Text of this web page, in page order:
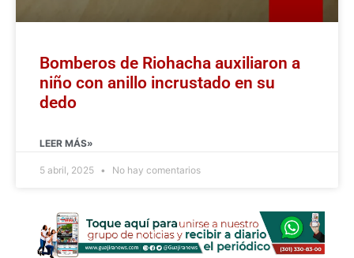
Bomberos de Riohacha auxiliaron a
niño con anillo incrustado en su
dedo
LEER MÁS»
5 abril, 2025 No hay comentarios